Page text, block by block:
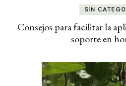
SIN
Consejos para facilitar la
soporte en